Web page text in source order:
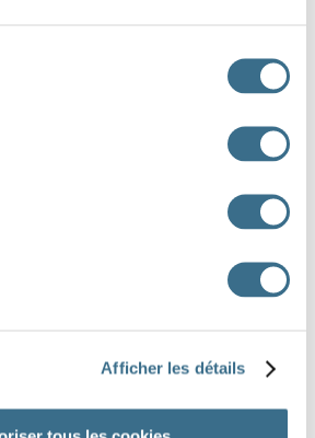
Afficher les détails
verb to be must be in the plural.
heures ton rendez-vous ?C'est trois